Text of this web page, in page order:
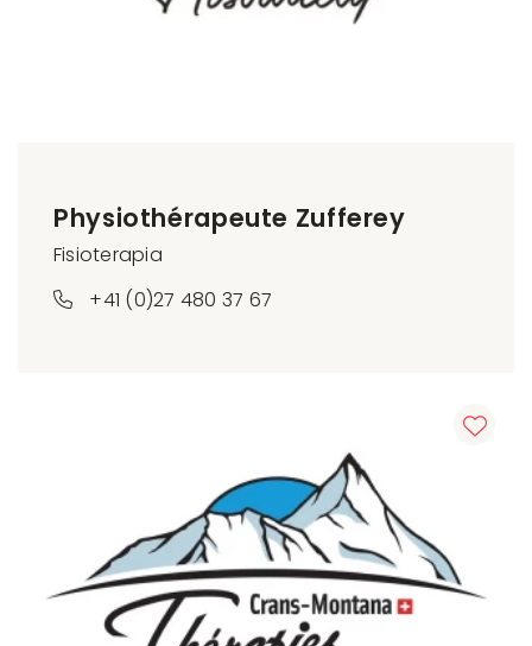
Physiothérapeute Zufferey
Fisioterapia
+41 (0)27 480 37 67